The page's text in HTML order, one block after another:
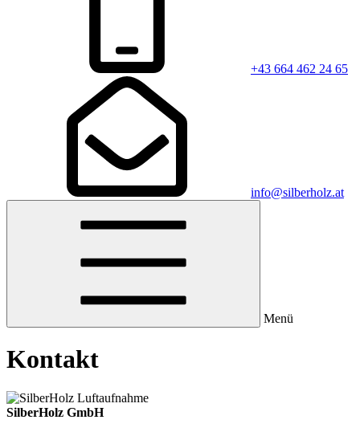
+43 664 462 24 65
info@silberholz.at
Menü
Kontakt
SilberHolz GmbH